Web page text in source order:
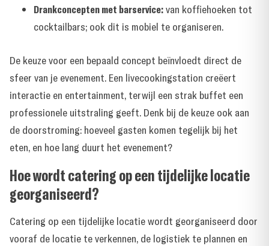
Drankconcepten met barservice:van koffiehoeken tot
cocktailbars; ook dit is mobiel te organiseren.
De keuze voor een bepaald concept beïnvloedt direct de
sfeer van je evenement. Een livecookingstation creëert
interactie en entertainment, terwijl een strak buffet een
professionele uitstraling geeft. Denk bij de keuze ook aan
de doorstroming: hoeveel gasten komen tegelijk bij het
eten, en hoe lang duurt het evenement?
Hoe wordt catering op een tijdelijke locatie
georganiseerd?
Catering op een tijdelijke locatie wordt georganiseerd door
vooraf de locatie te verkennen, de logistiek te plannen en